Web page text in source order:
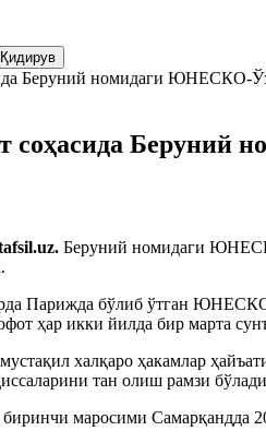
соҳасида Беруний
Беруний номидаги
Парижда бўлиб ўтган
ҳар икки йилда бир марта
халқаро ҳакамлар
тан олиш рамзи
маросими Самарқандда